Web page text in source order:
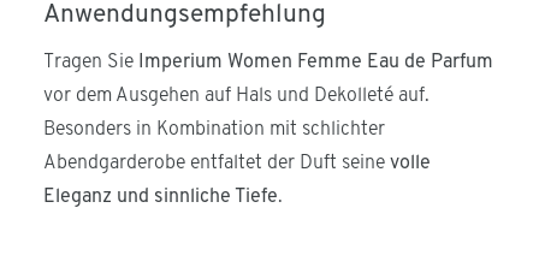
Anwendungsempfehlung
Tragen Sie
Imperium Women Femme Eau de Parfum
vor dem Ausgehen auf Hals und Dekolleté auf.
Besonders in Kombination mit schlichter
Abendgarderobe entfaltet der Duft seine volle
Eleganz und sinnliche Tiefe.